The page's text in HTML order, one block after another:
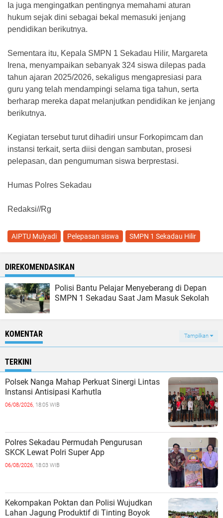
Ia juga mengingatkan pentingnya memahami aturan
hukum sejak dini sebagai bekal memasuki jenjang
pendidikan berikutnya.
Sementara itu, Kepala SMPN 1 Sekadau Hilir, Margareta
Irena, menyampaikan sebanyak 324 siswa dilepas pada
tahun ajaran 2025/2026, sekaligus mengapresiasi para
guru yang telah mendampingi selama tiga tahun, serta
berharap mereka dapat melanjutkan pendidikan ke jenjang
berikutnya.
Kegiatan tersebut turut dihadiri unsur Forkopimcam dan
instansi terkait, serta diisi dengan sambutan, prosesi
pelepasan, dan pengumuman siswa berprestasi.
Humas Polres Sekadau
Redaksi//Rg
AIPTU Mulyadi Pelepasan siswa SMPN 1 Sekadau Hilir
DIREKOMENDASIKAN
Polisi Bantu Pelajar Menyeberang di Depan
SMPN 1 Sekadau Saat Jam Masuk Sekolah
KOMENTAR Tampilkan
TERKINI
Polsek Nanga Mahap Perkuat Sinergi Lintas
Instansi Antisipasi Karhutla
06/08/2026, 18:05 WIB
Polres Sekadau Permudah Pengurusan
SKCK Lewat Polri Super App
06/08/2026, 18:03 WIB
Kekompakan Poktan dan Polisi Wujudkan
Lahan Jagung Produktif di Tinting Boyok